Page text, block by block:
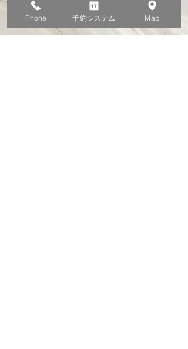
Phone 予約システム Map